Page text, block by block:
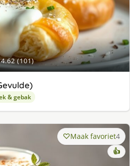
4.62 (101)
& gebak
Maak favoriet4
👍